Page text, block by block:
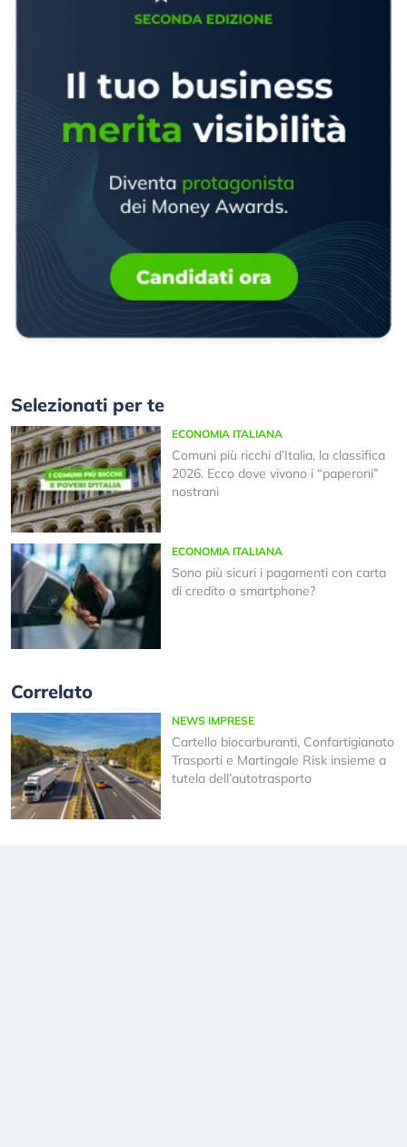
Selezionati per te
ECONOMIA ITALIANA
Comuni più ricchi d’Italia, la classifica
2026. Ecco dove vivono i “paperoni”
nostrani
ECONOMIA ITALIANA
Sono più sicuri i pagamenti con carta
di credito o smartphone?
Correlato
NEWS IMPRESE
Cartello biocarburanti, Confartigianato
Trasporti e Martingale Risk insieme a
tutela dell’autotrasporto